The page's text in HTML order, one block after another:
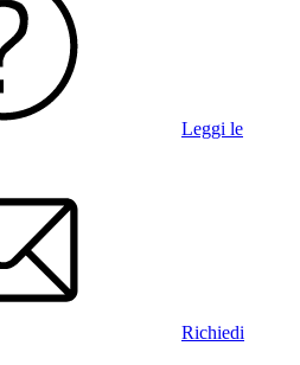
Leggi le
Richiedi